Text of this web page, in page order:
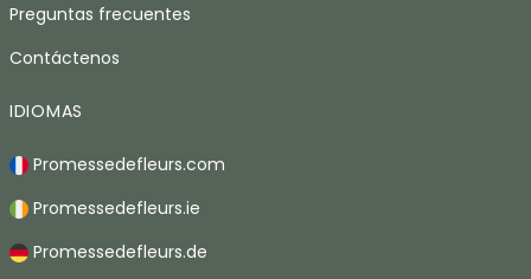
Preguntas frecuentes
Contáctenos
IDIOMAS
Promessedefleurs.com
Promessedefleurs.ie
Promessedefleurs.de